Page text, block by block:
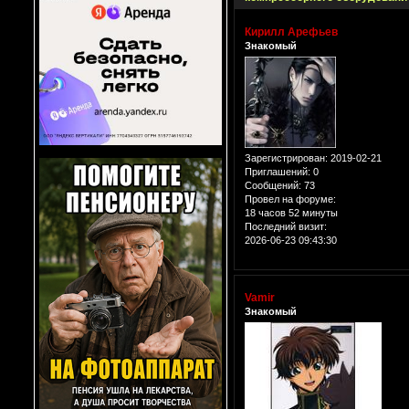
Кирилл Арефьев
Знакомый
Зарегистрирован: 2019-02-21
Приглашений: 0
Сообщений: 73
Провел на форуме:
18 часов 52 минуты
Последний визит:
2026-06-23 09:43:30
Vamir
Знакомый